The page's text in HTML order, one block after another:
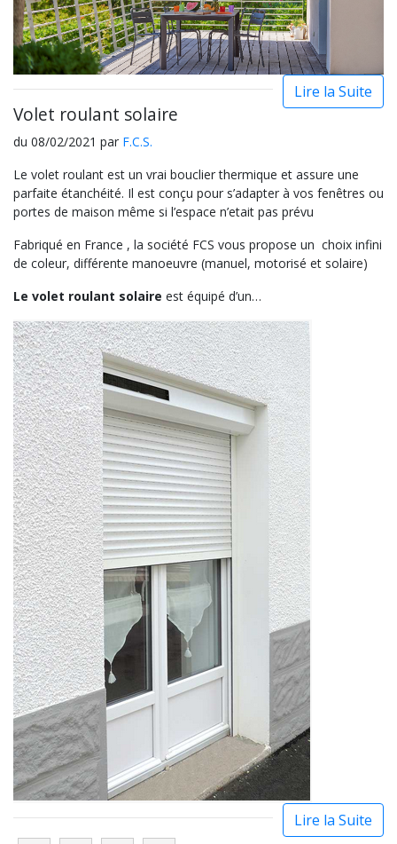
Lire la Suite
Volet roulant solaire
du 08/02/2021 par F.C.S.
Le volet roulant est un vrai bouclier thermique et assure une
parfaite étanchéité. Il est conçu pour s’adapter à vos fenêtres ou
portes de maison même si l’espace n’etait pas prévu
Fabriqué en France , la société FCS vous propose un choix infini
de coleur, différente manoeuvre (manuel, motorisé et solaire)
Le volet roulant solaire est équipé d’un…
Lire la Suite